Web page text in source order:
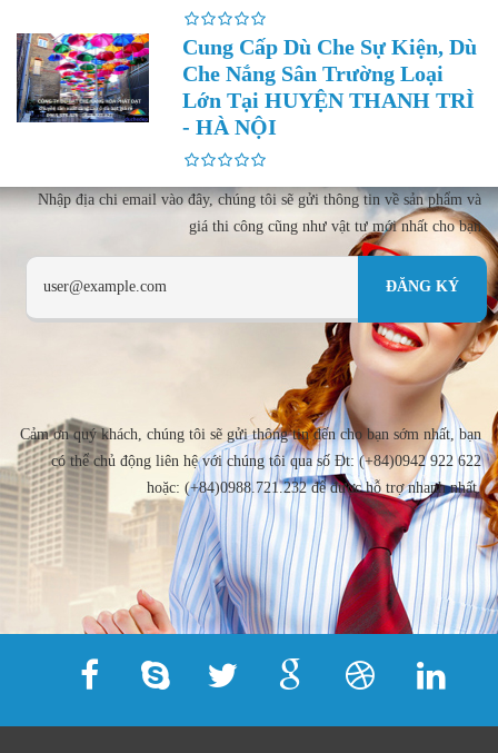
Cung Cấp Dù Che Sự Kiện, Dù
Che Nắng Sân Trường Loại
Lớn Tại HUYỆN THANH TRÌ
- HÀ NỘI
Nhập địa chi email vào đây, chúng tôi sẽ gửi thông tin về sản phẩm và
giá thi công cũng như vật tư mới nhất cho bạn
Cảm ơn quý khách, chúng tôi sẽ gửi thông tin đến cho bạn sớm nhất, bạn
có thể chủ động liên hệ với chúng tôi qua số Đt: (+84)0942 922 622
hoặc: (+84)0988.721.232 để được hỗ trợ nhanh nhất.